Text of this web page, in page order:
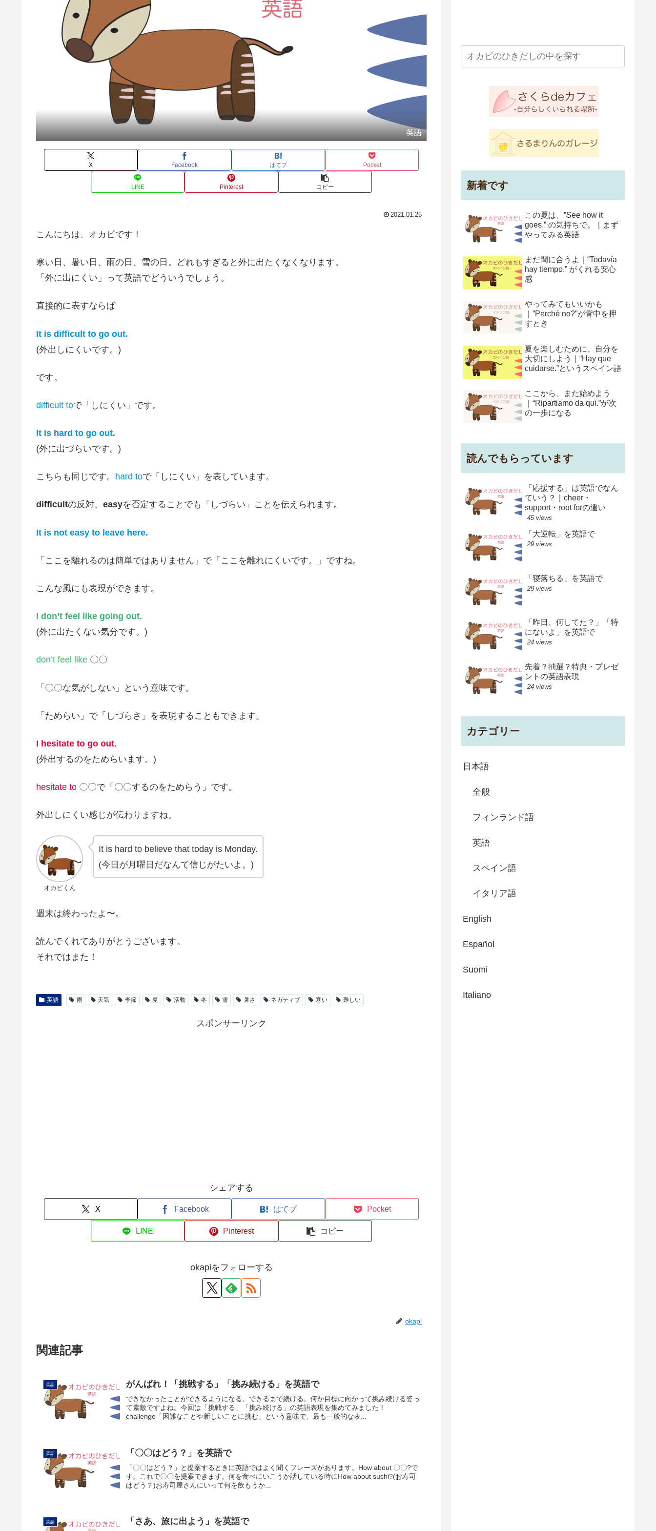
英語
X Facebook はてブ Pocket
LINE Pinterest コピー
2021.01.25
こんにちは、オカピです！
寒い日、暑い日、雨の日、雪の日。どれもすぎると外に出たくなくなります。
「外に出にくい」って英語でどういうでしょう。
直接的に表すならば
It is difficult to go out.
(外出しにくいです。)
です。
difficult toで「しにくい」です。
It is hard to go out.
(外に出づらいです。)
こちらも同じです。 hard toで「しにくい」を表しています。
difficultの反対、 easyを否定することでも「しづらい」ことを伝えられます。
It is not easy to leave here.
「ここを離れるのは簡単ではありません」で「ここを離れにくいです。」ですね。
こんな風にも表現ができます。
I don’t feel like going out.
(外に出たくない気分です。)
don’t feel like 〇〇
「〇〇な気がしない」という意味です。
「ためらい」で「しづらさ」を表現することもできます。
I hesitate to go out.
(外出するのをためらいます。)
hesitate to 〇〇で「〇〇するのをためらう」です。
外出しにくい感じが伝わりますね。
オカピくん
It is hard to believe that today is Monday.
(今日が月曜日だなんて信じがたいよ。)
週末は終わったよ〜。
読んでくれてありがとうございます。
それではまた！
英語 雨 天気 季節 夏 活動 冬 雪 暑さ ネガティブ 寒い 難しい
スポンサーリンク
シェアする
X Facebook はてブ Pocket
LINE Pinterest コピー
okapiをフォローする
okapi
関連記事
英語 がんばれ！「挑戦する」「挑み続ける」を英語で
できなかったことができるようになる。できるまで続ける。何か目標に向かって挑み続ける姿っ
て素敵ですよね。今回は「挑戦する」「挑み続ける」の英語表現を集めてみました！
challenge「困難なことや新しいことに挑む」という意味で、最も一般的な表...
英語 「〇〇はどう？」を英語で
「〇〇はどう？」と提案するときに英語ではよく聞くフレーズがあります。How about 〇〇?で
す。これで〇〇を提案できます。何を食べにいこうか話している時にHow about sushi?(お寿司
はどう？)お寿司屋さんにいって何を飲もうか...
英語 「さあ、旅に出よう」を英語で
新着です
この夏は、”See how it
goes.” の気持ちで。｜まず
やってみる英語
まだ間に合うよ｜“Todavía
hay tiempo.” がくれる安心
感
やってみてもいいかも
｜”Perché no?”が背中を押
すとき
夏を楽しむために、自分を
大切にしよう｜“Hay que
cuidarse.”というスペイン語
ここから、また始めよう
｜“Ripartiamo da qui.”が次
の一歩になる
読んでもらっています
「応援する」は英語でなん
ていう？｜cheer・
support・root forの違い
45 views
「大逆転」を英語で
29 views
「寝落ちる」を英語で
29 views
「昨日、何してた？」「特
にないよ」を英語で
24 views
先着？抽選？特典・プレゼ
ントの英語表現
24 views
カテゴリー
日本語
全般
フィンランド語
英語
スペイン語
イタリア語
English
Español
Suomi
Italiano